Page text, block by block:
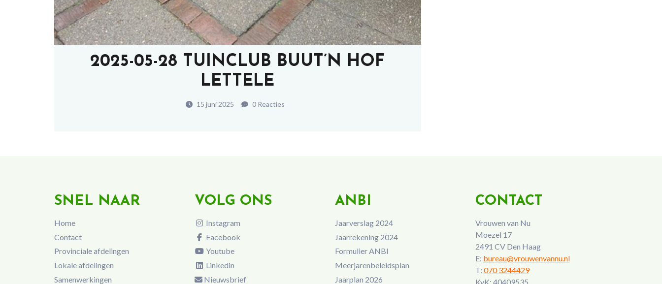
2025-05-28 TUINCLUB BUUT’N HOF
LETTELE
15 juni 2025 0 Reacties
SNEL NAAR
Home
Contact
Provinciale afdelingen
Lokale afdelingen
Samenwerkingen
VOLG ONS
Instagram
Facebook
Youtube
Linkedin
Nieuwsbrief
ANBI
Jaarverslag 2024
Jaarrekening 2024
Formulier ANBI
Meerjarenbeleidsplan
Jaarplan 2026
CONTACT
Vrouwen van Nu
Moezel 17
2491 CV Den Haag
E: bureau@vrouwenvannu.nl
T: 070 3244429
KvK: 40409535